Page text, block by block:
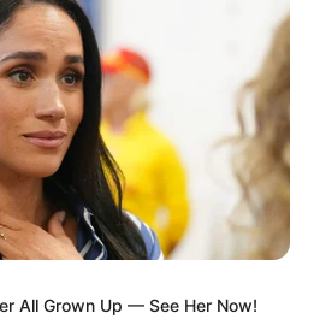
θα πέσει σκληρά στο
Κάθε μέρα που
να φανταστούμε τι
εξελίξεις τρέχουν στην
οδηγούμενα στην
Για όποιον με διαβάζει για
αυτά να του φαίνονται …
All Grown Up — See Her Now!